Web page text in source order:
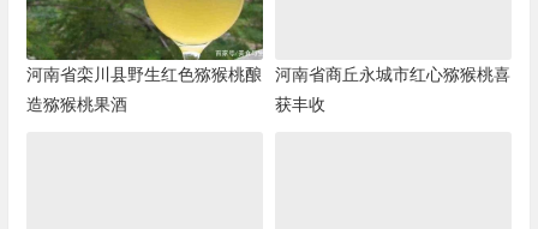
河南省栾川县野生红色猕猴桃酿
造猕猴桃果酒
河南省商丘永城市红心猕猴桃喜
获丰收